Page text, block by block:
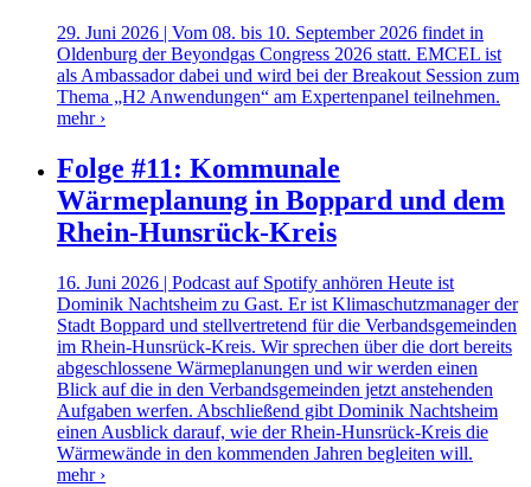
29. Juni 2026 | Vom 08. bis 10. September 2026 findet in
Oldenburg der Beyondgas Congress 2026 statt. EMCEL ist
als Ambassador dabei und wird bei der Breakout Session zum
Thema „H2 Anwendungen“ am Expertenpanel teilnehmen.
mehr ›
Folge #11: Kommunale
Wärmeplanung in Boppard und dem
Rhein-Hunsrück-Kreis
16. Juni 2026 | Podcast auf Spotify anhören Heute ist
Dominik Nachtsheim zu Gast. Er ist Klimaschutzmanager der
Stadt Boppard und stellvertretend für die Verbandsgemeinden
im Rhein-Hunsrück-Kreis. Wir sprechen über die dort bereits
abgeschlossene Wärmeplanungen und wir werden einen
Blick auf die in den Verbandsgemeinden jetzt anstehenden
Aufgaben werfen. Abschließend gibt Dominik Nachtsheim
einen Ausblick darauf, wie der Rhein-Hunsrück-Kreis die
Wärmewände in den kommenden Jahren begleiten will.
mehr ›